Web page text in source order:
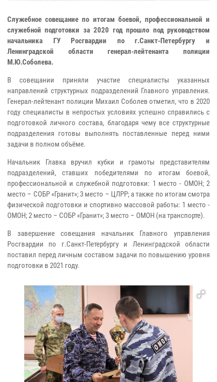
Служебное совещание по итогам боевой, профессиональной и
служебной подготовки за 2020 год прошло под руководством
начальника ГУ Росгвардии по г.Санкт-Петербургу и
Ленинградской области генерал-лейтенанта полиции
М.Ю.Соболева.
В совещании приняли участие специалисты указанных
направлений структурных подразделений Главного управления.
Генерал-лейтенант полиции Михаил Соболев отметил, что в 2020
году специалисты в непростых условиях успешно справились с
подготовкой личного состава, благодаря чему все структурные
подразделения готовы выполнять поставленные перед ними
задачи в полном объёме.
Начальник Главка вручил кубки и грамоты представителям
подразделений, ставших победителями по итогам боевой,
профессиональной и служебной подготовки: 1 место - ОМОН; 2
место – СОБР «Гранит»; 3 место – ЦЛРР; а также по итогам смотра
физической подготовки и спортивно массовой работы: 1 место -
ОМОН; 2 место – СОБР «Гранит»; 3 место – ОМОН (на транспорте).
В завершение совещания начальник Главного управления
Росгвардии по г.Санкт-Петербургу и Ленинградской области
поставил перед личным составом задачи по повышению уровня
подготовки в 2021 году.